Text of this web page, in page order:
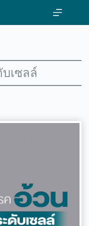
เซลล์